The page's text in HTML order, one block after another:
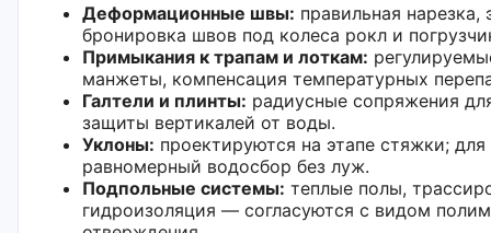
Деформационные швы: правильная
бронировка швов под колеса рокл и
Примыкания к трапам и лоткам:
манжеты, компенсация температурных
Галтели и плинты: радиусные сопряжения
защиты вертикалей от воды.
Уклоны: проектируются на этапе стяжки;
равномерный водосбор без луж.
Подпольные системы: теплые полы,
гидроизоляция — согласуются с видом